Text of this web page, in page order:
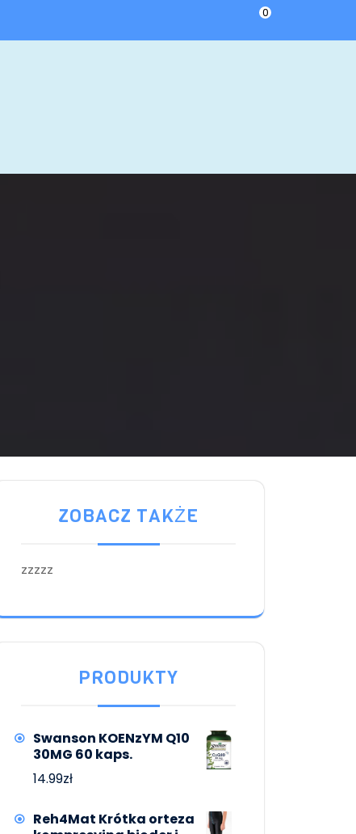
0
ZOBACZ TAKŻE
zzzzz
PRODUKTY
Swanson KOENzYM Q10
30MG 60 kaps.
14.99zł
Reh4Mat Krótka orteza